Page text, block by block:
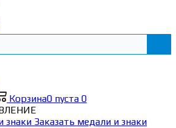
Корзина0 пуста 0
Заказать медали и знаки